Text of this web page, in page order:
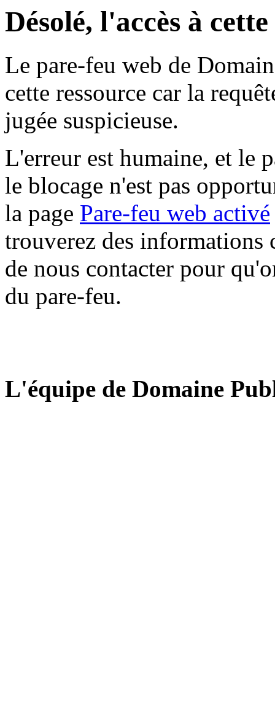
Désolé, l'accès à
Le pare-feu web de
cette ressource car la
jugée suspicieuse.
L'erreur est humaine, et le
le blocage n'est pas
la page Pare-feu web activé
trouverez des informations
de nous contacter pour
du pare-feu.
L'équipe de Domaine